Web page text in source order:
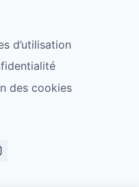
d’utilisation
des cookies